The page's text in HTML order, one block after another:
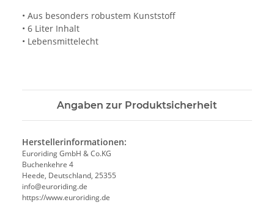
• Aus besonders robustem Kunststoff
• 6 Liter Inhalt
• Lebensmittelecht
Angaben zur Produktsicherheit
Herstellerinformationen:
Euroriding GmbH & Co.KG
Buchenkehre 4
Heede, Deutschland, 25355
info@euroriding.de
https://www.euroriding.de